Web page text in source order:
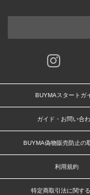
BUYMAスタートガ
ガイド・お問い合
BUYMA偽物販売防止の
利用規約
特定商取引法に関す